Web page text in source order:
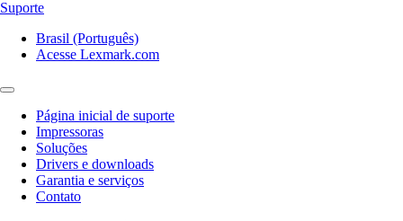
Suporte
Brasil (Português)
Acesse Lexmark.com
Página inicial de suporte
Impressoras
Soluções
Drivers e downloads
Garantia e serviços
Contato